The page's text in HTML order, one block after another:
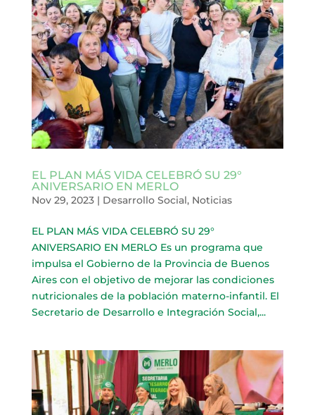
EL PLAN MÁS VIDA CELEBRÓ SU 29°
ANIVERSARIO EN MERLO
Nov 29, 2023| Desarrollo Social, Noticias
EL PLAN MÁS VIDA CELEBRÓ SU 29°
ANIVERSARIO EN MERLO Es un programa que
impulsa el Gobierno de la Provincia de Buenos
Aires con el objetivo de mejorar las condiciones
nutricionales de la población materno-infantil. El
Secretario de Desarrollo e Integración Social,...